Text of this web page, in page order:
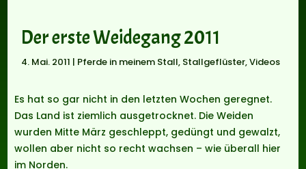
Der erste Weidegang 2011
4. Mai. 2011 | Pferde in meinem Stall, Stallgeflüster,Videos
Es hat so gar nicht in den letzten Wochen geregnet.
Das Land ist ziemlich ausgetrocknet. Die Weiden
wurden Mitte März geschleppt, gedüngt und gewalzt,
wollen aber nicht so recht wachsen – wie überall hier
im Norden.